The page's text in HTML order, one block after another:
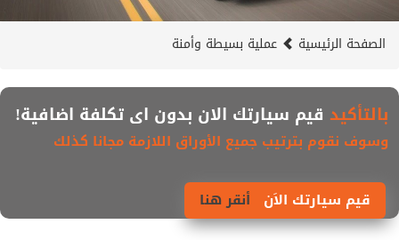
الصفحة الرئيسية عملية بسيطة وأمنة
بالتأكيد قيم سيارتك الان بدون اى تكلفة اضافية!
وسوف نقوم بترتيب جميع الأوراق اللازمة مجانا كذلك
قيم سيارتك الاَن أنقر هنا